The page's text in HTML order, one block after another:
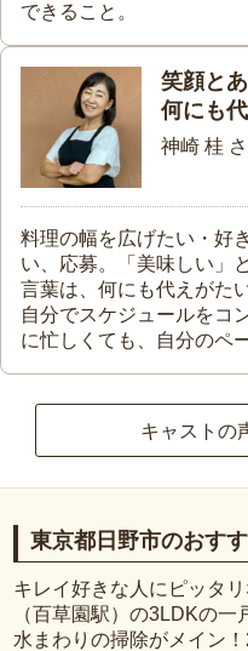
できること。
笑顔と
何にも
神崎 桂
料理の幅を広げたい・好
い、応募。「美味しい」
言葉は、何にも代えがた
自分でスケジュールをコ
に忙しくても、自分のペ
キャストの
東京都日野市のおす
キレイ好きな人にピッタ
（百草園駅）の3LDKの
水まわりの掃除がメイン